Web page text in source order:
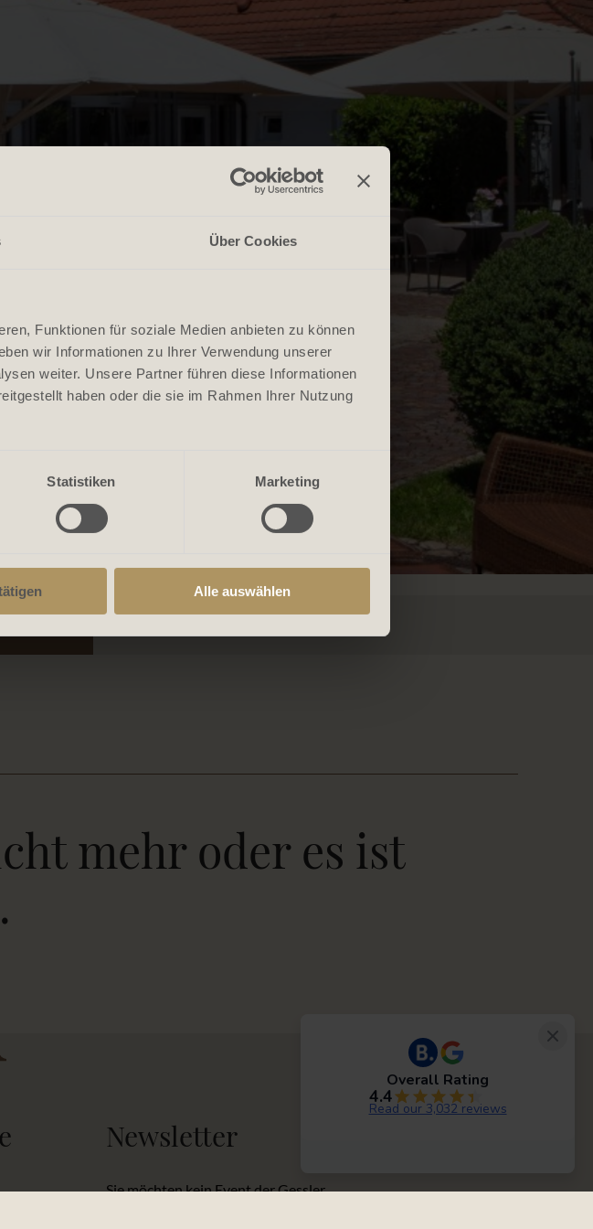
Über Cookies
Funktionen für soziale Medien anbieten zu können
wir Informationen zu Ihrer Verwendung unserer
weiter. Unsere Partner führen diese Informationen
haben oder die sie im Rahmen Ihrer Nutzung
Statistiken Marketing
Alle auswählen
mehr oder es ist
Newsletter
Sie möchten kein Event der Gessler